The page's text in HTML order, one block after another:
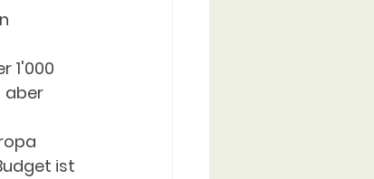
1'000
aber
ist